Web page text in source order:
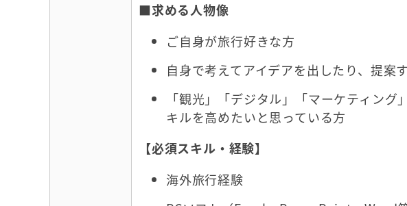
■求める人物像
ご自身が旅行好きな方
自身で考えてアイデアを出したり、提案
「観光」「デジタル」「マーケティン
キルを高めたいと思っている方
【必須スキル・経験】
海外旅行経験